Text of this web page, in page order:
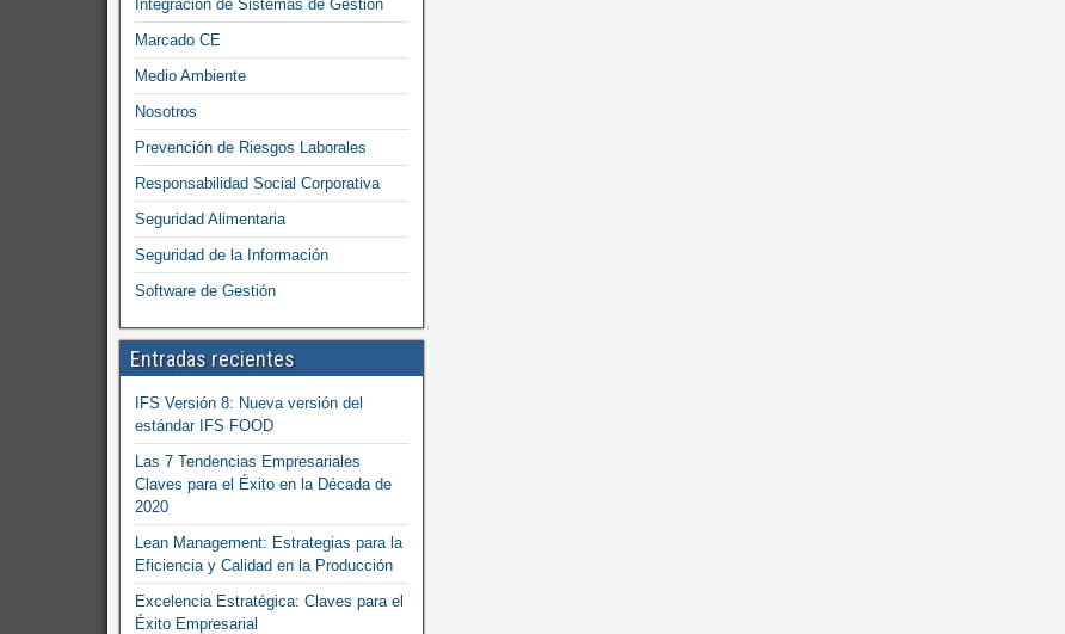
Integración de Sistemas de Gestión
Marcado CE
Medio Ambiente
Nosotros
Prevención de Riesgos Laborales
Responsabilidad Social Corporativa
Seguridad Alimentaria
Seguridad de la Información
Software de Gestión
Entradas recientes
IFS Versión 8: Nueva versión del
estándar IFS FOOD
Las 7 Tendencias Empresariales
Claves para el Éxito en la Década de
2020
Lean Management: Estrategias para la
Eficiencia y Calidad en la Producción
Excelencia Estratégica: Claves para el
Éxito Empresarial